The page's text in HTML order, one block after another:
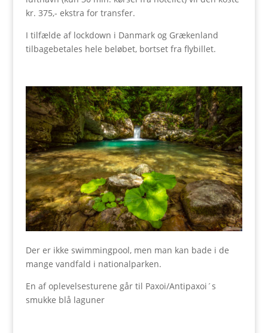
kr. 375,- ekstra for transfer.
I tilfælde af lockdown i Danmark og Grækenland
tilbagebetales hele beløbet, bortset fra flybillet.
Der er ikke swimmingpool, men man kan bade i de
mange vandfald i nationalparken.
En af oplevelsesturene går til Paxoi/Antipaxoi´s
smukke blå laguner